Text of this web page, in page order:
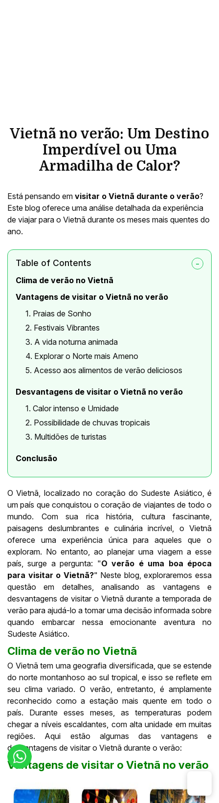
Vietnã no verão: Um Destino
Imperdível ou Uma
Armadilha de Calor?
Está pensando em visitar o Vietnã durante o verão?
Este blog oferece uma análise detalhada da experiência
de viajar para o Vietnã durante os meses mais quentes do
ano.
Table of Contents
Clima de verão no Vietnã
Vantagens de visitar o Vietnã no verão
1. Praias de Sonho
2. Festivais Vibrantes
3. A vida noturna animada
4. Explorar o Norte mais Ameno
5. Acesso aos alimentos de verão deliciosos
Desvantagens de visitar o Vietnã no verão
1. Calor intenso e Umidade
2. Possibilidade de chuvas tropicais
3. Multidões de turistas
Conclusão
O Vietnã, localizado no coração do Sudeste Asiático, é
um país que conquistou o coração de viajantes de todo o
mundo. Com sua rica história, cultura fascinante,
paisagens deslumbrantes e culinária incrível, o Vietnã
oferece uma experiência única para aqueles que o
exploram. No entanto, ao planejar uma viagem a esse
país, surge a pergunta: "O verão é uma boa época
para visitar o Vietnã?" Neste blog, exploraremos essa
questão em detalhes, analisando as vantagens e
desvantagens de visitar o Vietnã durante a temporada de
verão para ajudá-lo a tomar uma decisão informada sobre
quando embarcar nessa emocionante aventura no
Sudeste Asiático.
Clima de verão no Vietnã
O Vietnã tem uma geografia diversificada, que se estende
do norte montanhoso ao sul tropical, e isso se reflete em
seu clima variado. O verão, entretanto, é amplamente
reconhecido como a estação mais quente em todo o
país. Durante esses meses, as temperaturas podem
chegar a níveis escaldantes, com alta unidade em muitas
regiões. Aqui estão algumas das vantagens e
desvantagens de visitar o Vietnã durante o verão:
Vantagens de visitar o Vietnã no verão